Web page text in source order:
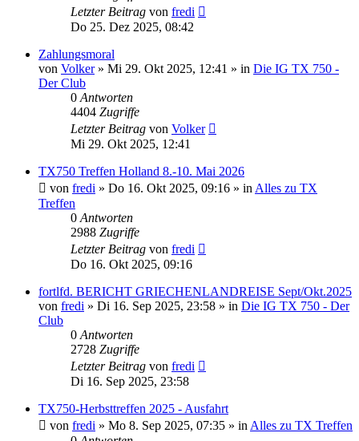
Letzter Beitrag von fredi
Do 25. Dez 2025, 08:42
Zahlungsmoral
von Volker» Mi 29. Okt 2025, 12:41 » in Die IG TX 750 -
Der Club
0 Antworten
4404 Zugriffe
Letzter Beitrag von Volker
Mi 29. Okt 2025, 12:41
TX750 Treffen Holland 8.-10. Mai 2026
von fredi » Do 16. Okt 2025, 09:16 » in Alles zu TX
Treffen
0 Antworten
2988 Zugriffe
Letzter Beitrag von fredi
Do 16. Okt 2025, 09:16
fortlfd. BERICHT GRIECHENLANDREISE Sept/Okt.2025
von fredi » Di 16. Sep 2025, 23:58 » in Die IG TX 750 - Der
Club
0 Antworten
2728 Zugriffe
Letzter Beitrag von fredi
Di 16. Sep 2025, 23:58
TX750-Herbsttreffen 2025 - Ausfahrt
von fredi » Mo 8. Sep 2025, 07:35 » in Alles zu TX Treffen